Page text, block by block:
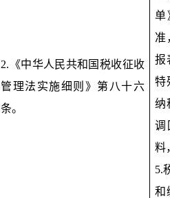
单
准
报
特
纳
调
料
5.
和
2.《中华人民共和国税收征收
管理法实施细则》第八十六
条。